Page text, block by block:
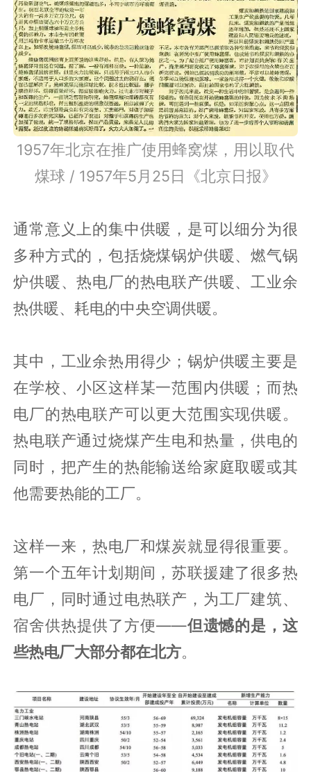
1957年北京在推广使用蜂窝煤，用以取代
煤球 / 1957年5月25日《北京日报》
通常意义上的集中供暖，是可以细分为很
多种方式的，包括烧煤锅炉供暖、燃气锅
炉供暖、热电厂的热电联产供暖、工业余
热供暖、耗电的中央空调供暖。
其中，工业余热用得少；锅炉供暖主要是
在学校、小区这样某一范围内供暖；而热
电厂的热电联产可以更大范围实现供暖。
热电联产通过烧煤产生电和热量，供电的
同时，把产生的热能输送给家庭取暖或其
他需要热能的工厂。
这样一来，热电厂和煤炭就显得很重要。
第一个五年计划期间，苏联援建了很多热
电厂，同时通过电热联产，为工厂建筑、
宿舍供热提供了方便——但遗憾的是，这
些热电厂大部分都在北方。